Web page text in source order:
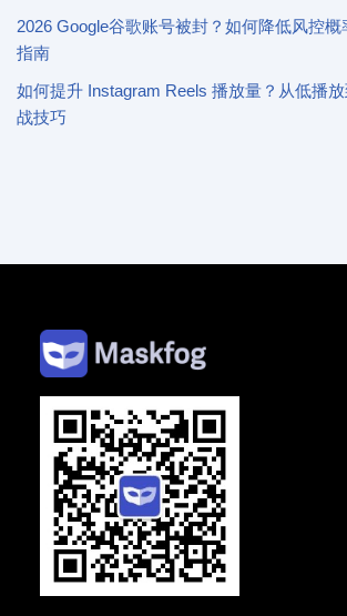
2026 Google谷歌账号被封？如何降低风控
指南
如何提升 Instagram Reels 播放量？从低播
战技巧